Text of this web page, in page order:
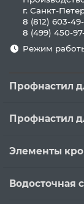
г. Санкт-
8 (812) 603-
8 (499) 450-
Режим
Профнастил
Профнастил
Элементы
Водосточная